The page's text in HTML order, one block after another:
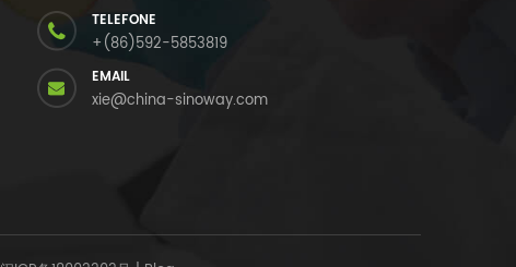
TELEFONE
+(86)592-5853819
EMAIL
xie@china-sinoway.com